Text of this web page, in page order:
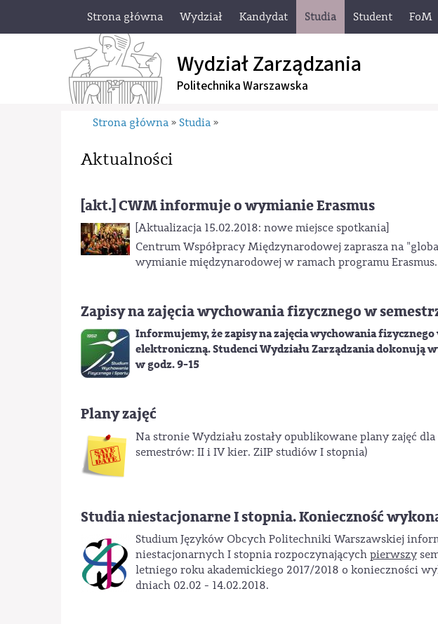
Strona główna Wydział Kandydat Studia Student FoM
Wydział Zarządzania
Politechnika Warszawska
Strona główna » Studia »
Aktualności
[akt.] CWM informuje o wymianie Erasmus
[Aktualizacja 15.02.2018: nowe miejsce spotkania]
Centrum Współpracy Międzynarodowej zaprasza na
wymianie międzynarodowej w ramach programu Erasmus.
Zapisy na zajęcia wychowania fizycznego w
Informujemy, że zapisy na zajęcia wychowania
elektroniczną. Studenci Wydziału Zarządzania dokonują
w godz. 9-15
Plany zajęć
Na stronie Wydziału zostały opublikowane plany zajęć
semestrów: II i IV kier. ZiIP studiów I stopnia)
Studia niestacjonarne I stopnia. Konieczność
Studium Języków Obcych Politechniki Warszawskiej
niestacjonarnych I stopnia rozpoczynających pierwszy
letniego roku akademickiego 2017/2018 o konieczności
dniach 02.02 - 14.02.2018.